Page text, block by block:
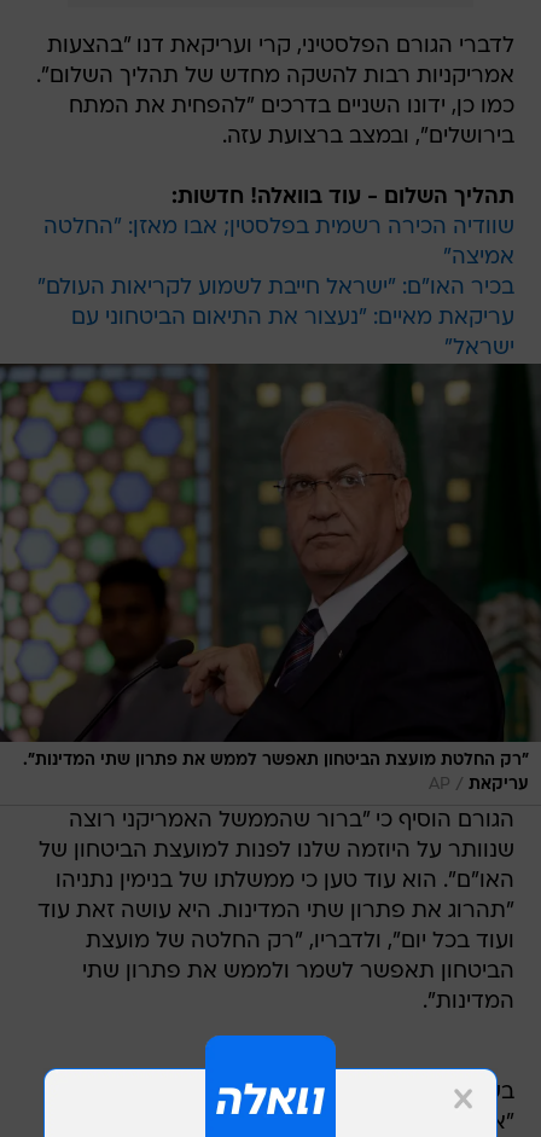
לדברי הגורם הפלסטיני, קרי ועריקאת דנו "בהצעות
אמריקניות רבות להשקה מחדש של תהליך השלום".
כמו כן, ידונו השניים בדרכים "להפחית את המתח
בירושלים", ובמצב ברצועת עזה.
תהליך השלום - עוד בוואלה! חדשות:
שוודיה הכירה רשמית בפלסטין; אבו מאזן: "החלטה
אמיצה"
בכיר האו"ם: "ישראל חייבת לשמוע לקריאות העולם"
עריקאת מאיים: "נעצור את התיאום הביטחוני עם
ישראל"
"רק החלטת מועצת הביטחון תאפשר לממש את פתרון שתי המדינות".
עריקאת /
AP
הגורם הוסיף כי "ברור שהממשל האמריקני רוצה
שנוותר על היוזמה שלנו לפנות למועצת הביטחון של
האו"ם". הוא עוד טען כי ממשלתו של בנימין נתניהו
"תהרוג את פתרון שתי המדינות. היא עושה זאת עוד
ועוד בכל יום", ולדבריו, "רק החלטה של מועצת
הביטחון תאפשר לשמר ולממש את פתרון שתי
המדינות".
בשבוע שעבר מסרו מקורות פלסטיניים לעיתון
"א-שרק אל-אווסט", היוצא לאור בלונדון, כי למרות